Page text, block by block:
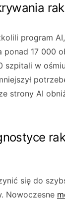
program
ponad 17 000
w
strony AI
się do
Nowoczesne